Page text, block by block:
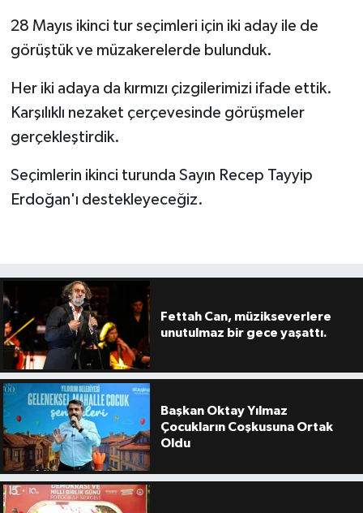
28 Mayıs ikinci tur seçimleri için iki aday ile de
görüştük ve müzakerelerde bulunduk.
Her iki adaya da kırmızı çizgilerimizi ifade ettik.
Karşılıklı nezaket çerçevesinde görüşmeler
gerçekleştirdik.
Seçimlerin ikinci turunda Sayın Recep Tayyip
Erdoğan'ı destekleyeceğiz.
Fettah Can, müzikseverlere
unutulmaz bir gece yaşattı.
Başkan Oktay Yılmaz
Çocukların Coşkusuna Ortak
Oldu